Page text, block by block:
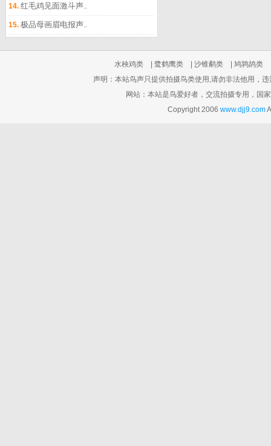
14. 红毛鸡见面激斗声..
15. 极品母画眉电报声..
水秧鸡类| 鹭鹤鹰类| 沙锥鹬类| 鸠鹑鸪类
声明：本站鸟声只提供拍摄鸟类使用,请勿非法他用，
网站：本站是鸟爱好者，交流拍摄专用，国
Copyright 2006 www.djj9.com